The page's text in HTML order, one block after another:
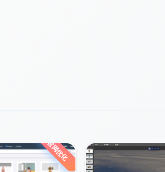
官网优化